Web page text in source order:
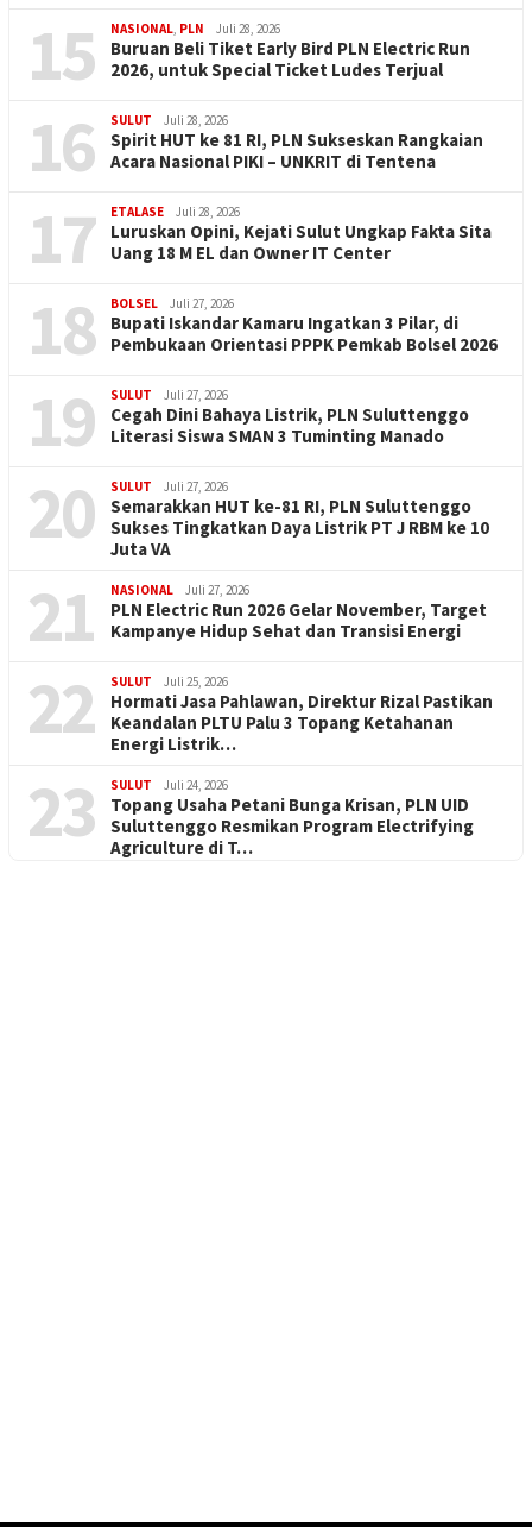
15 NASIONAL, PLN Juli 28, 2026
Buruan Beli Tiket Early Bird PLN Electric Run
2026, untuk Special Ticket Ludes Terjual
16 SULUT Juli 28, 2026
Spirit HUT ke 81 RI, PLN Sukseskan Rangkaian
Acara Nasional PIKI – UNKRIT di Tentena
17 ETALASE Juli 28, 2026
Luruskan Opini, Kejati Sulut Ungkap Fakta Sita
Uang 18 M EL dan Owner IT Center
18 BOLSEL Juli 27, 2026
Bupati Iskandar Kamaru Ingatkan 3 Pilar, di
Pembukaan Orientasi PPPK Pemkab Bolsel 2026
19 SULUT Juli 27, 2026
Cegah Dini Bahaya Listrik, PLN Suluttenggo
Literasi Siswa SMAN 3 Tuminting Manado
20 SULUT Juli 27, 2026
Semarakkan HUT ke-81 RI, PLN Suluttenggo
Sukses Tingkatkan Daya Listrik PT J RBM ke 10
Juta VA
21 NASIONAL Juli 27, 2026
PLN Electric Run 2026 Gelar November, Target
Kampanye Hidup Sehat dan Transisi Energi
22 SULUT Juli 25, 2026
Hormati Jasa Pahlawan, Direktur Rizal Pastikan
Keandalan PLTU Palu 3 Topang Ketahanan
Energi Listrik…
23 SULUT Juli 24, 2026
Topang Usaha Petani Bunga Krisan, PLN UID
Suluttenggo Resmikan Program Electrifying
Agriculture di T…